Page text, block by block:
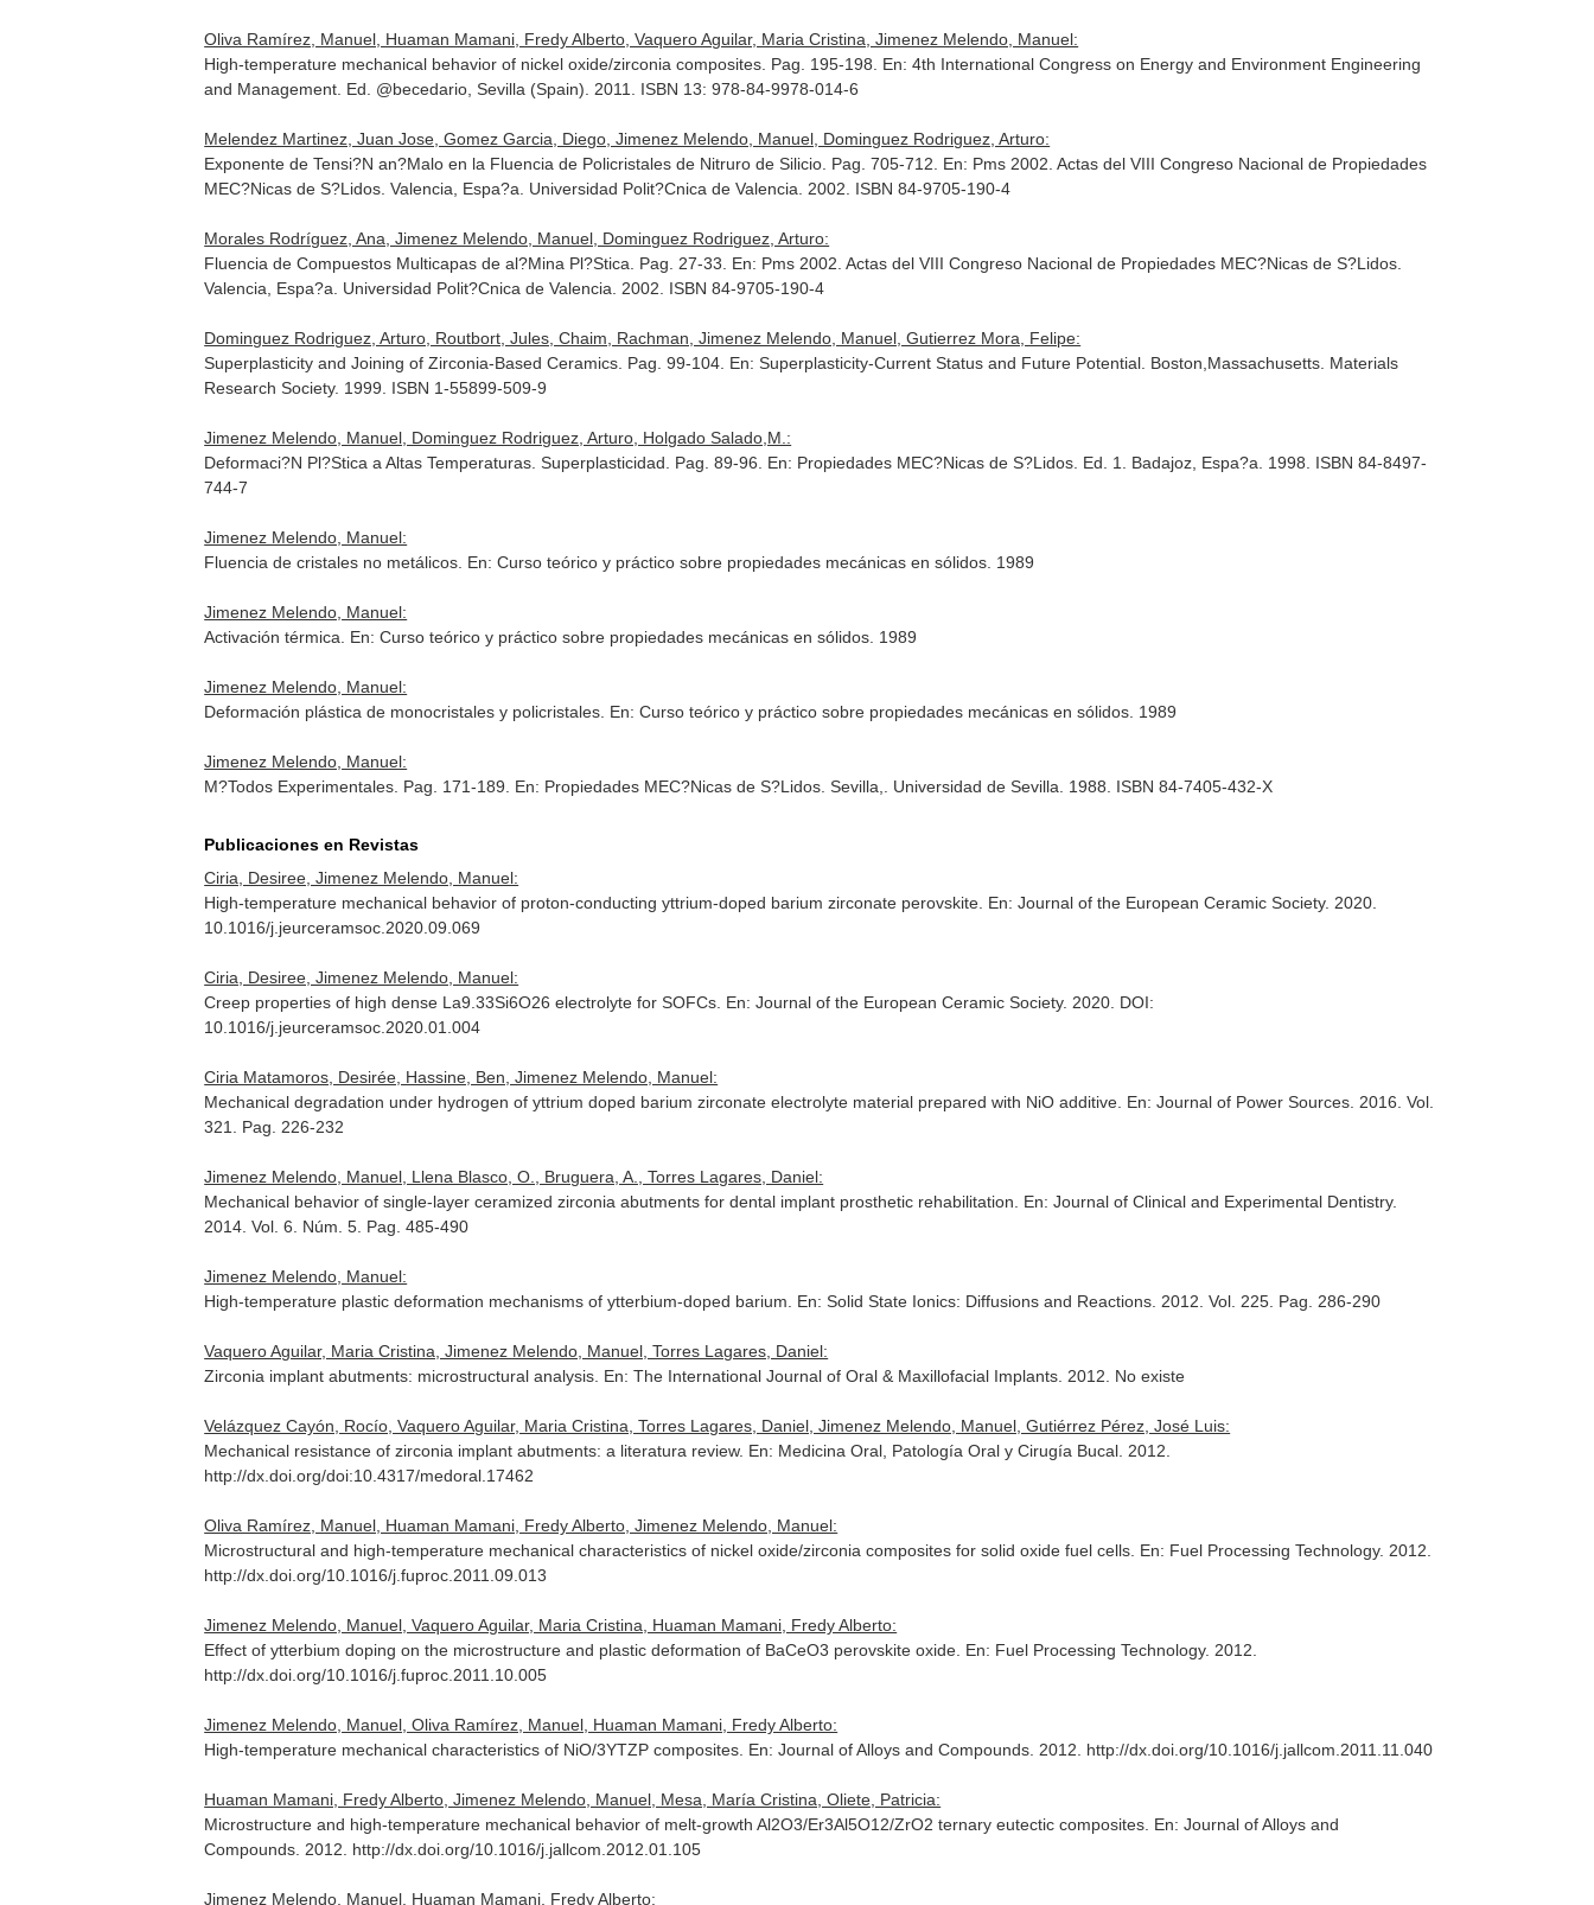
Oliva Ramírez, Manuel, Huaman Mamani, Fredy Alberto, Vaquero Aguilar, Maria Cristina, Jimenez Melendo, Manuel:
High-temperature mechanical behavior of nickel oxide/zirconia composites. Pag. 195-198. En: 4th International Congress on Energy and Environment Engineering
and Management. Ed. @becedario, Sevilla (Spain) . 2011. ISBN 13: 978-84-9978-014-6
Melendez Martinez, Juan Jose, Gomez Garcia, Diego, Jimenez Melendo, Manuel, Dominguez Rodriguez, Arturo:
Exponente de Tensi?N an?Malo en la Fluencia de Policristales de Nitruro de Silicio. Pag. 705-712. En: Pms 2002. Actas del VIII Congreso Nacional de Propiedades
MEC?Nicas de S?Lidos . Valencia, Espa?a. Universidad Polit?Cnica de Valencia. 2002. ISBN 84-9705-190-4
Morales Rodríguez, Ana, Jimenez Melendo, Manuel, Dominguez Rodriguez, Arturo:
Fluencia de Compuestos Multicapas de al?Mina Pl?Stica. Pag. 27-33. En: Pms 2002. Actas del VIII Congreso Nacional de Propiedades MEC?Nicas de S?Lidos
Valencia, Espa?a. Universidad Polit?Cnica de Valencia. 2002. ISBN 84-9705-190-4
Dominguez Rodriguez, Arturo, Routbort, Jules, Chaim, Rachman, Jimenez Melendo, Manuel, Gutierrez Mora, Felipe:
Superplasticity and Joining of Zirconia-Based Ceramics. Pag. 99-104. En: Superplasticity-Current Status and Future Potential . Boston,Massachusetts. Materials
Research Society. 1999. ISBN 1-55899-509-9
Jimenez Melendo, Manuel, Dominguez Rodriguez, Arturo, Holgado Salado,M.:
Deformaci?N Pl?Stica a Altas Temperaturas. Superplasticidad. Pag. 89-96. En: Propiedades MEC?Nicas de S?Lidos . Ed. 1. Badajoz, Espa?a. 1998. ISBN 84-8497-
744-7
Jimenez Melendo, Manuel:
Fluencia de cristales no metálicos. En: Curso teórico y práctico sobre propiedades mecánicas en sólidos . 1989
Jimenez Melendo, Manuel:
Activación térmica. En: Curso teórico y práctico sobre propiedades mecánicas en sólidos . 1989
Jimenez Melendo, Manuel:
Deformación plástica de monocristales y policristales. En: Curso teórico y práctico sobre propiedades mecánicas en sólidos . 1989
Jimenez Melendo, Manuel:
M?Todos Experimentales. Pag. 171-189. En: Propiedades MEC?Nicas de S?Lidos . Sevilla,. Universidad de Sevilla. 1988. ISBN 84-7405-432-X
Publicaciones en Revistas
Ciria, Desiree, Jimenez Melendo, Manuel:
High-temperature mechanical behavior of proton-conducting yttrium-doped barium zirconate perovskite. En: Journal of the European Ceramic Society. 2020.
10.1016/j.jeurceramsoc.2020.09.069
Ciria, Desiree, Jimenez Melendo, Manuel:
Creep properties of high dense La9.33Si6O26 electrolyte for SOFCs. En: Journal of the European Ceramic Society. 2020. DOI:
10.1016/j.jeurceramsoc.2020.01.004
Ciria Matamoros, Desirée, Hassine, Ben, Jimenez Melendo, Manuel:
Mechanical degradation under hydrogen of yttrium doped barium zirconate electrolyte material prepared with NiO additive. En: Journal of Power Sources . 2016. Vol.
321. Pag. 226-232
Jimenez Melendo, Manuel, Llena Blasco, O., Bruguera, A., Torres Lagares, Daniel:
Mechanical behavior of single-layer ceramized zirconia abutments for dental implant prosthetic rehabilitation. En: Journal of Clinical and Experimental Dentistry.
2014. Vol. 6. Núm. 5. Pag. 485-490
Jimenez Melendo, Manuel:
High-temperature plastic deformation mechanisms of ytterbium-doped barium. En: Solid State Ionics: Diffusions and Reactions . 2012. Vol. 225. Pag. 286-290
Vaquero Aguilar, Maria Cristina, Jimenez Melendo, Manuel, Torres Lagares, Daniel:
Zirconia implant abutments: microstructural analysis. En: The International Journal of Oral & Maxillofacial Implants . 2012. No existe
Velázquez Cayón, Rocío, Vaquero Aguilar, Maria Cristina, Torres Lagares, Daniel, Jimenez Melendo, Manuel, Gutiérrez Pérez, José Luis:
Mechanical resistance of zirconia implant abutments: a literatura review. En: Medicina Oral, Patología Oral y Cirugía Bucal . 2012.
http://dx.doi.org/doi:10.4317/medoral.17462
Oliva Ramírez, Manuel, Huaman Mamani, Fredy Alberto, Jimenez Melendo, Manuel:
Microstructural and high-temperature mechanical characteristics of nickel oxide/zirconia composites for solid oxide fuel cells. En: Fuel Processing Technology. 2012.
http://dx.doi.org/10.1016/j.fuproc.2011.09.013
Jimenez Melendo, Manuel, Vaquero Aguilar, Maria Cristina, Huaman Mamani, Fredy Alberto:
Effect of ytterbium doping on the microstructure and plastic deformation of BaCeO3 perovskite oxide. En: Fuel Processing Technology. 2012.
http://dx.doi.org/10.1016/j.fuproc.2011.10.005
Jimenez Melendo, Manuel, Oliva Ramírez, Manuel, Huaman Mamani, Fredy Alberto:
High-temperature mechanical characteristics of NiO/3YTZP composites. En: Journal of Alloys and Compounds . 2012. http://dx.doi.org/10.1016/j.jallcom.2011.11.040
Huaman Mamani, Fredy Alberto, Jimenez Melendo, Manuel, Mesa, María Cristina, Oliete, Patricia:
Microstructure and high-temperature mechanical behavior of melt-growth Al2O3/Er3Al5O12/ZrO2 ternary eutectic composites. En: Journal of Alloys and
Compounds . 2012. http://dx.doi.org/10.1016/j.jallcom.2012.01.105
Jimenez Melendo, Manuel, Huaman Mamani, Fredy Alberto: